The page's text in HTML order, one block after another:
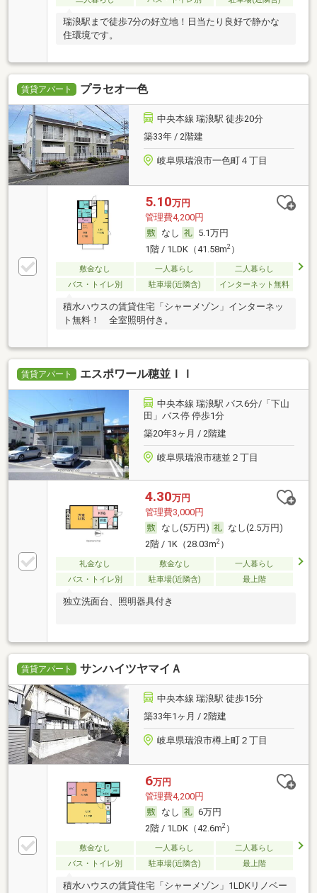
瑞浪駅まで徒歩7分の好立地！日当たり良好で静かな
住環境です。
賃貸アパート プラセオ一色
中央本線 瑞浪駅 徒歩20分
築33年 / 2階建
岐阜県瑞浪市一色町４丁目
5.10万円
管理費4,200円
なし
5.1万円
1階 / 1LDK（41.58m2）
敷金なし 一人暮らし
二人暮らし
バス・トイレ別
駐車場(近隣含) インターネット無料
積水ハウスの賃貸住宅「シャーメゾン」インターネッ
ト無料！ 全室照明付き。
賃貸アパート エスポワール穂並ＩＩ
中央本線 瑞浪駅 バス6分/「下山
田」バス停 停歩1分
築20年3ヶ月 / 2階建
岐阜県瑞浪市穂並２丁目
4.30万円
管理費3,000円
なし(5万円)
なし(2.5万円)
2階 / 1K（28.03m2）
礼金なし 敷金なし
一人暮らし
バス・トイレ別
駐車場(近隣含) 最上階
独立洗面台、照明器具付き
賃貸アパート サンハイツヤマイＡ
中央本線 瑞浪駅 徒歩15分
築33年1ヶ月 / 2階建
岐阜県瑞浪市樽上町２丁目
6万円
管理費4,200円
なし
6万円
2階 / 1LDK（42.6m2）
敷金なし 一人暮らし
二人暮らし
バス・トイレ別
駐車場(近隣含) 最上階
積水ハウスの賃貸住宅「シャーメゾン」1LDKリノベー